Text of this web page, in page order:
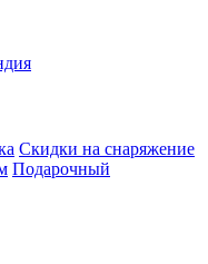
Скидки на снаряжение
Подарочный